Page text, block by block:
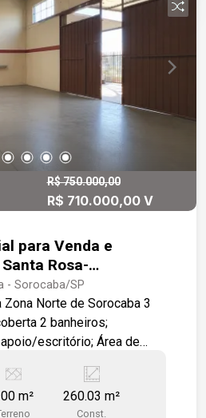
proporcionando
e funcionalidade para
R$ 750.000,00
R$ 710.000,00 V
para Venda e
Rosa-
- Sorocaba/SP
Norte de Sorocaba 3
2 banheiros;
escritório; Área de
e equipamentos.
m² 260.03 m²
Const.